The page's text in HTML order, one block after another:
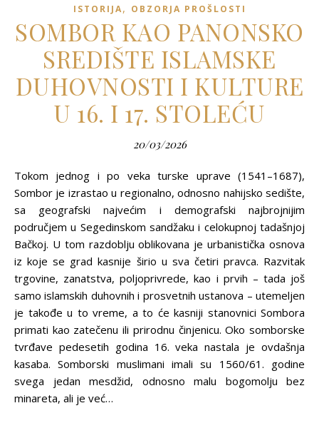
ISTORIJA, OBZORJA PROŠLOSTI
SOMBOR KAO PANONSKO
SREDIŠTE ISLAMSKE
DUHOVNOSTI I KULTURE
U 16. I 17. STOLEĆU
20/03/2026
Tokom jednog i po veka turske uprave (1541–1687),
Sombor je izrastao u regionalno, odnosno nahijsko sedište,
sa geografski najvećim i demografski najbrojnijim
područjem u Segedinskom sandžaku i celokupnoj tadašnjoj
Bačkoj. U tom razdoblju oblikovana je urbanistička osnova
iz koje se grad kasnije širio u sva četiri pravca. Razvitak
trgovine, zanatstva, polјoprivrede, kao i prvih – tada još
samo islamskih duhovnih i prosvetnih ustanova – utemelјen
je takođe u to vreme, a to će kasniji stanovnici Sombora
primati kao zatečenu ili prirodnu činjenicu. Oko somborske
tvrđave pedesetih godina 16. veka nastala je ovdašnja
kasaba. Somborski muslimani imali su 1560/61. godine
svega jedan mesdžid, odnosno malu bogomolјu bez
minareta, ali je već…